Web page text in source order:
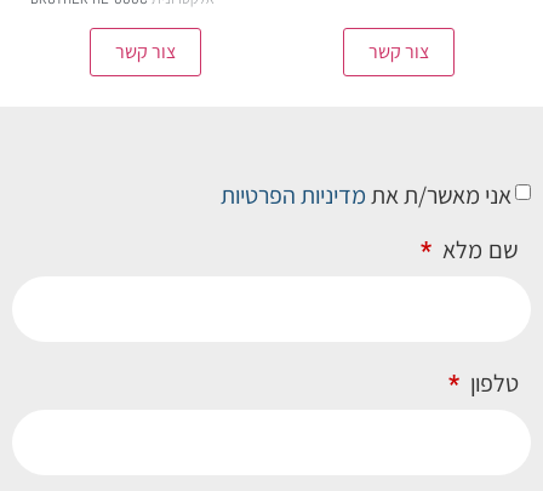
צור קשר צור קשר
אני מאשר/ת אתמדיניות הפרטיות
שם מלא
טלפון